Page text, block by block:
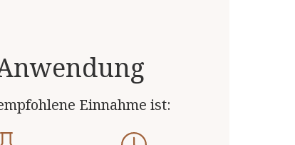
Einnahme ist: